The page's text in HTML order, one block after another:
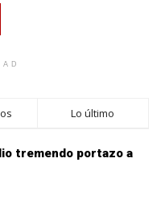
Lo último
tremendo portazo a